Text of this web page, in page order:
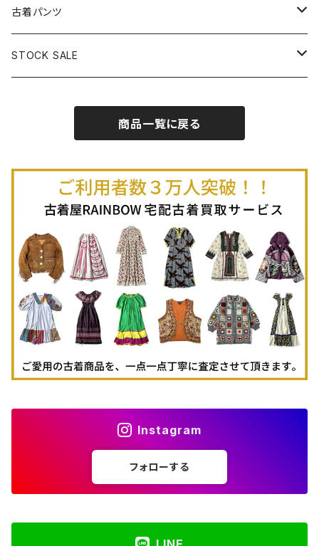
古着オールインワン
古着オーバーオール
古着半袖プルオーバー
古着長袖Ｔシャツ
古着半袖Ｔシャツ
古着ベスト
古着キャミソール
古着ポロシャツ
古着長袖ポロシャツ
古着スウェット
古着パーカー
古着タンクトップ
古着半袖ニット
古着ニットアウター
古着ライトコート
古着ヘビージャケット
古着羽織り
古着ロング丈スカート (丈76cm-)
古着膝丈スカート (丈56-75cm)
古着ミニ丈スカート (丈56-75cm)
古着パンツ
古着ロング丈パンツ
STOCK SALE
Autumn / Winter
商品一覧に戻る
Instagram
フォローする